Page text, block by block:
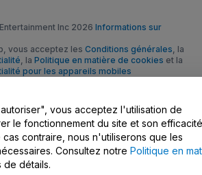
Inc 2026 Informations sur
vous acceptez les Conditions générales, la
, la Politique en matière de cookies et la
pour les appareils mobiles
vous acceptez l'utilisation de
le fonctionnement du site et son efficacité
cas contraire, nous n'utiliserons que les
Consultez notre Politique en
de détails.